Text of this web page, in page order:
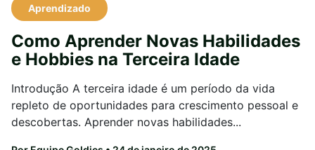
Aprendizado
Como Aprender Novas Habilidades
e Hobbies na Terceira Idade
Introdução A terceira idade é um período da vida
repleto de oportunidades para crescimento pessoal e
descobertas. Aprender novas habilidades...